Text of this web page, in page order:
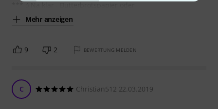
Mehr anzeigen
9 2 BEWERTUNG MELDEN
C Christian512 22.03.2019